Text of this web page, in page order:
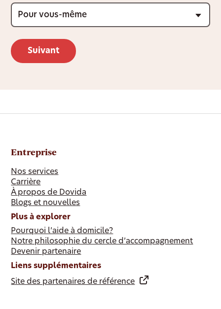
Entreprise
Nos services
Carrière
À propos de Dovida
Blogs et nouvelles
Plus à explorer
Pourquoi l’aide à domicile?
Notre philosophie du cercle d’accompagnement
Devenir partenaire
Liens supplémentaires
Site des partenaires de référence